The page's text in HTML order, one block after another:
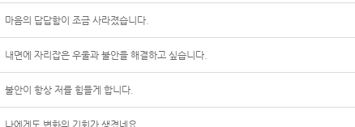
마음의 답답함이 조금 사라졌습니다.
내면에 자리잡은 우울과 불안을 해결하고 싶습니다.
불안이 항상 저를 힘들게 합니다.
나에게도 변화의 기회가 생겼네요.